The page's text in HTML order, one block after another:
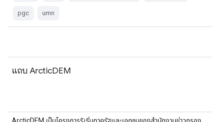
pgc umn
แถบ ArcticDEM